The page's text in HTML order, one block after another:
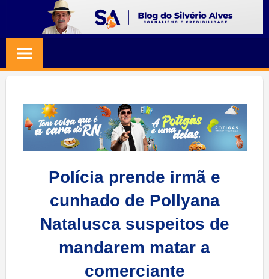
content
SILVERIO
ALVES
Jornalismo
Credibilidade
Polícia prende irmã e
cunhado de Pollyana
Natalusca suspeitos de
mandarem matar a
comerciante